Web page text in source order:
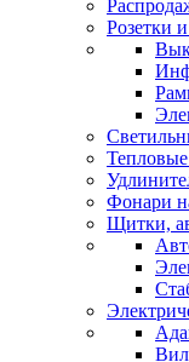
Розетки
Фонари
Щитки,